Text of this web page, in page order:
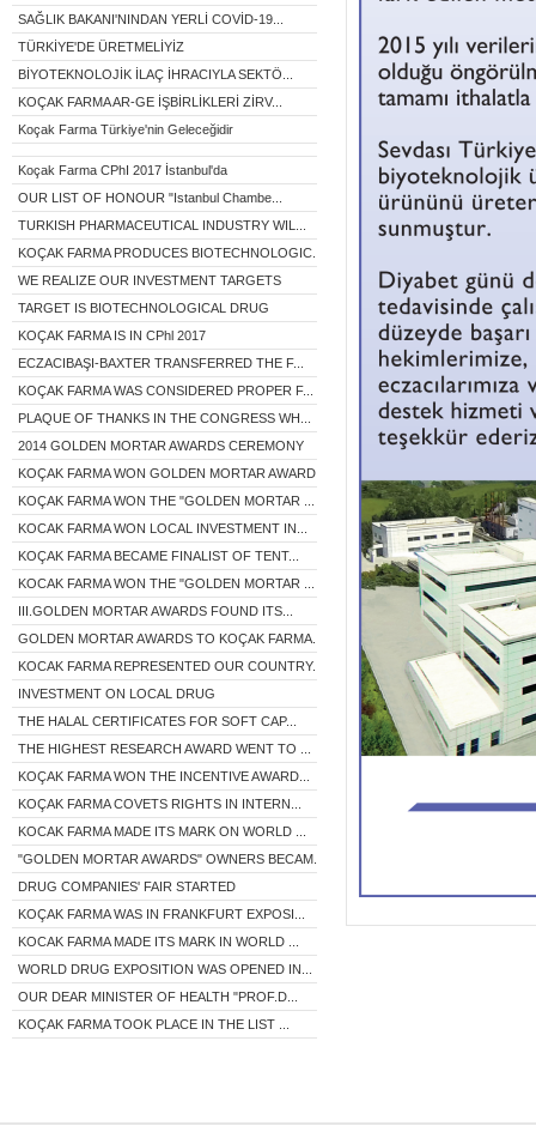
SAĞLIK BAKANI'NINDAN YERLİ COVİD-19...
TÜRKİYE'DE ÜRETMELİYİZ
BİYOTEKNOLOJİK İLAÇ İHRACIYLA SEKTÖ...
KOÇAK FARMA AR-GE İŞBİRLİKLERİ ZİRV...
Koçak Farma Türkiye'nin Geleceğidir
Koçak Farma CPhI 2017 İstanbul'da
OUR LIST OF HONOUR "Istanbul Chambe...
TURKISH PHARMACEUTICAL INDUSTRY WIL...
KOÇAK FARMA PRODUCES BIOTECHNOLOGIC...
WE REALIZE OUR INVESTMENT TARGETS
TARGET IS BIOTECHNOLOGICAL DRUG
KOÇAK FARMA IS IN CPhl 2017
ECZACIBAŞI-BAXTER TRANSFERRED THE F...
KOÇAK FARMA WAS CONSIDERED PROPER F...
PLAQUE OF THANKS IN THE CONGRESS WH...
2014 GOLDEN MORTAR AWARDS CEREMONY
KOÇAK FARMA WON GOLDEN MORTAR AWARD...
KOÇAK FARMA WON THE "GOLDEN MORTAR ...
KOCAK FARMA WON LOCAL INVESTMENT IN...
KOÇAK FARMA BECAME FINALIST OF TENT...
KOCAK FARMA WON THE "GOLDEN MORTAR ...
III.GOLDEN MORTAR AWARDS FOUND ITS...
GOLDEN MORTAR AWARDS TO KOÇAK FARMA...
KOCAK FARMA REPRESENTED OUR COUNTRY...
INVESTMENT ON LOCAL DRUG
THE HALAL CERTIFICATES FOR SOFT CAP...
THE HIGHEST RESEARCH AWARD WENT TO ...
KOÇAK FARMA WON THE INCENTIVE AWARD...
KOÇAK FARMA COVETS RIGHTS IN INTERN...
KOCAK FARMA MADE ITS MARK ON WORLD ...
"GOLDEN MORTAR AWARDS" OWNERS BECAM...
DRUG COMPANIES' FAIR STARTED
KOÇAK FARMA WAS IN FRANKFURT EXPOSI...
KOCAK FARMA MADE ITS MARK IN WORLD ...
WORLD DRUG EXPOSITION WAS OPENED IN...
OUR DEAR MINISTER OF HEALTH "PROF.D...
KOÇAK FARMA TOOK PLACE IN THE LIST ...